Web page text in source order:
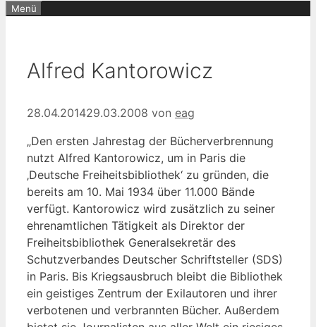
Menü
Alfred Kantorowicz
28.04.201429.03.2008 von eag
„Den ersten Jahrestag der Bücherverbrennung
nutzt Alfred Kantorowicz, um in Paris die
‚Deutsche Freiheitsbibliothek‘ zu gründen, die
bereits am 10. Mai 1934 über 11.000 Bände
verfügt. Kantorowicz wird zusätzlich zu seiner
ehrenamtlichen Tätigkeit als Direktor der
Freiheitsbibliothek Generalsekretär des
Schutzverbandes Deutscher Schriftsteller (SDS)
in Paris. Bis Kriegsausbruch bleibt die Bibliothek
ein geistiges Zentrum der Exilautoren und ihrer
verbotenen und verbrannten Bücher. Außerdem